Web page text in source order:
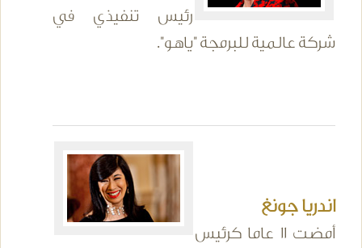
رئيس تنفيذي في
شركة عالمية للبرمجة "ياهو".
اندريا جونغ
أمضت 11 عاما كرئيس